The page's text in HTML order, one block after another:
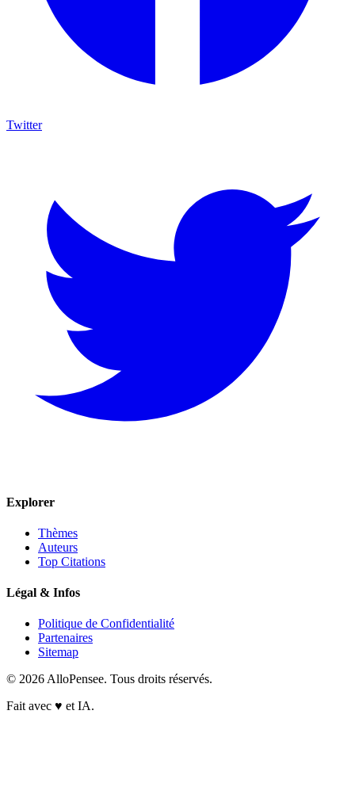
Twitter
Explorer
Thèmes
Auteurs
Top Citations
Légal & Infos
Politique de Confidentialité
Partenaires
Sitemap
© 2026 AlloPensee. Tous droits réservés.
Fait avec ♥ et IA.